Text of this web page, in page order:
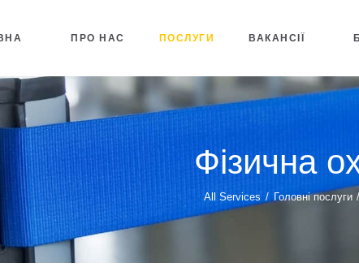
ПРО НАС ПОСЛУГИ ВАКАНСІЇ
Фізична
All Services Головні послуги